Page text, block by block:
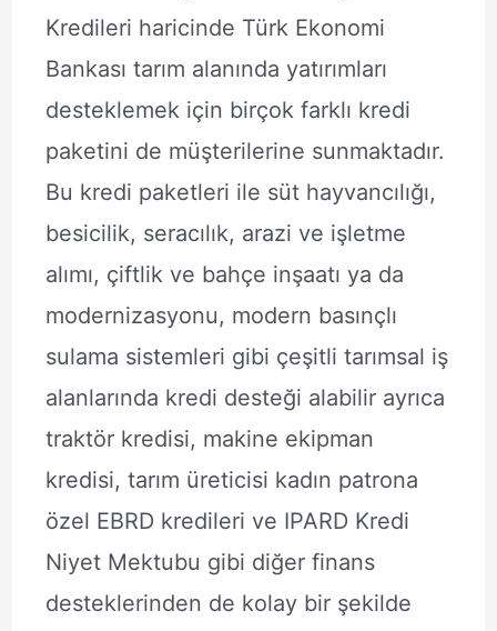
Kredileri haricinde Türk Ekonomi
Bankası tarım alanında yatırımları
desteklemek için birçok farklı kredi
paketini de müşterilerine sunmaktadır.
Bu kredi paketleri ile süt hayvancılığı,
besicilik, seracılık, arazi ve işletme
alımı, çiftlik ve bahçe inşaatı ya da
modernizasyonu, modern basınçlı
sulama sistemleri gibi çeşitli tarımsal iş
alanlarında kredi desteği alabilir ayrıca
traktör kredisi, makine ekipman
kredisi, tarım üreticisi kadın patrona
özel EBRD kredileri ve IPARD Kredi
Niyet Mektubu gibi diğer finans
desteklerinden de kolay bir şekilde